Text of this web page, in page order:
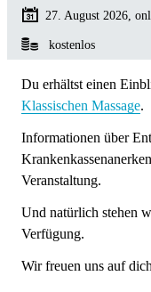
27. August 2026,
kostenlos
Du erhältst einen
Klassischen Massage.
Informationen über
Veranstaltung.
Und natürlich stehen
Verfügung.
Wir freuen uns auf